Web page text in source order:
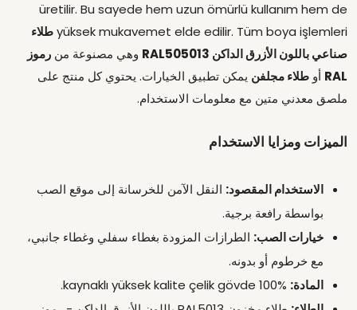
üretilir. Bu sayede hem uzun ömürlü kullanım hem de
yüksek mukavemet elde edilir. Tüm boya işlemleriطلاء
صناعي باللون الأزرق الداكن RAL505013
وهي مصنوعة من رموز
RAL أو طلاء مجلفن يمكن تطبيق الخيارات. يحتوي كل منتج على
ملصق معدني متين مع معلومات الاستخدام.
الميزات ومزايا الاستخدام
الاستخدام المقصود: النقل الآمن للخرسانة إلى موقع الصب
بواسطة رافعة برجية.
خيارات الصب: الطرازات المزودة بغطاء سفلي وغطاء جانبي،
مع خرطوم أو بدونه.
المادة: %100 kaynaklı yüksek kalite çelik gövde.